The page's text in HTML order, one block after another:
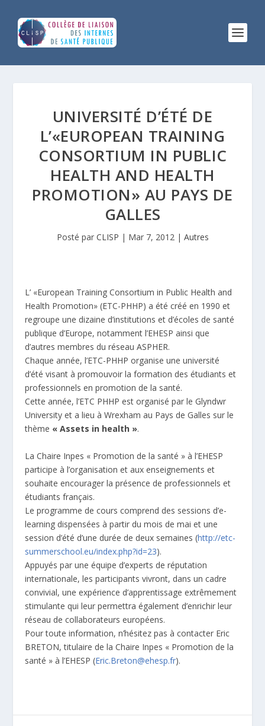
UNIVERSITÉ D’ÉTÉ DE
L’«EUROPEAN TRAINING
CONSORTIUM IN PUBLIC
HEALTH AND HEALTH
PROMOTION» AU PAYS DE
GALLES
Posté par CLISP | Mar 7, 2012| Autres
L’ «European Training Consortium in Public Health and
Health Promotion» (ETC-PHHP) a été créé en 1990 et
regroupe une dizaine d’institutions et d’écoles de santé
publique d’Europe, notamment l’EHESP ainsi que
d’autres membres du réseau ASPHER.
Chaque année, l’ETC-PHHP organise une université
d’été visant à promouvoir la formation des étudiants et
professionnels en promotion de la santé.
Cette année, l’ETC PHHP est organisé par le Glyndwr
University et a lieu à Wrexham au Pays de Galles sur le
thème « Assets in health ».
La Chaire Inpes « Promotion de la santé » à l’EHESP
participe à l’organisation et aux enseignements et
souhaite encourager la présence de professionnels et
étudiants français.
Le programme de cours comprend des sessions d’e-
learning dispensées à partir du mois de mai et une
session d’été d’une durée de deux semaines (http://etc-
summerschool.eu/index.php?id=23).
Appuyés par une équipe d’experts de réputation
internationale, les participants vivront, dans un cadre
convivial, une expérience d’apprentissage extrêmement
stimulante qui leur permettra également d’enrichir leur
réseau de collaborateurs européens.
Pour toute information, n’hésitez pas à contacter Eric
BRETON, titulaire de la Chaire Inpes « Promotion de la
santé » à l’EHESP (Eric.Breton@ehesp.fr).